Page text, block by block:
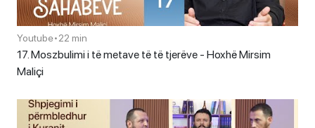
Youtube•22 min
17. Moszbulimi i të metave të të tjerëve - Hoxhë Mirsim
Maliçi